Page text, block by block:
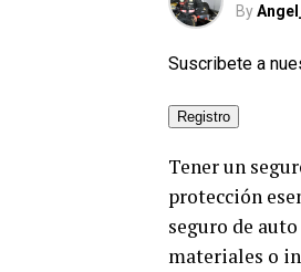
By
Suscribete a
Tener un
protección
seguro de
materiales o